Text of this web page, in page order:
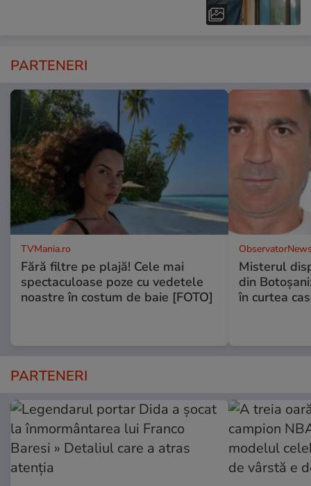
PARTENERI
TVMania.ro
Fără filtre pe plajă! Cele mai
spectaculoase poze cu vedetele
noastre în costum de baie [FOTO]
Misterul
din
în curtea
PARTENERI